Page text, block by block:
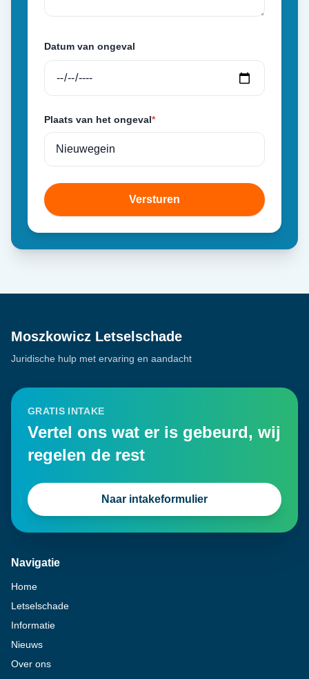
Datum van ongeval
Plaats van het ongeval*
Versturen
Moszkowicz Letselschade
Juridische hulp met ervaring en aandacht
GRATIS INTAKE
Vertel ons wat er is gebeurd, wij
regelen de rest
Naar intakeformulier
Navigatie
Home
Letselschade
Informatie
Nieuws
Over ons